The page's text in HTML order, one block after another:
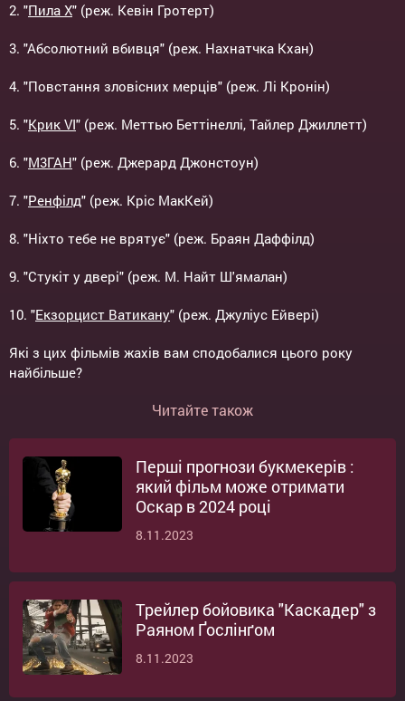
2. "Пила Х" (реж. Кевін Гротерт)
3. "Абсолютний вбивця" (реж. Нахнатчка Кхан)
4. "Повстання зловісних мерців" (реж. Лі Кронін)
5. "Крик VI" (реж. Меттью Беттінеллі, Тайлер Джиллетт)
6. "М3ГАН" (реж. Джерард Джонстоун)
7. "Ренфілд" (реж. Кріс МакКей)
8. "Ніхто тебе не врятує" (реж. Браян Даффілд)
9. "Стукіт у двері" (реж. М. Найт Ш'ямалан)
10. "Екзорцист Ватикану" (реж. Джуліус Ейвері)
Які з цих фільмів жахів вам сподобалися цього року
найбільше?
Читайте також
Перші прогнози букмекерів :
який фільм може отримати
Оскар в 2024 році
8.11.2023
Трейлер бойовика "Каскадер" з
Раяном Ґослінґом
8.11.2023